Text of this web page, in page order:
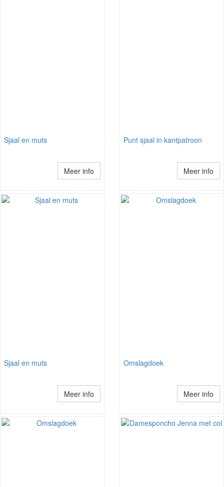
Sjaal en muts
Meer info
Punt sjaal in kantpatroon
Meer info
Sjaal en muts
Meer info
Omslagdoek
Meer info